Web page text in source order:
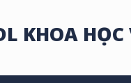
KHOA